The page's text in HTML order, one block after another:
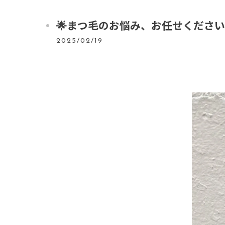
🌟まつ毛のお悩み、お任せくださ
2025/02/19